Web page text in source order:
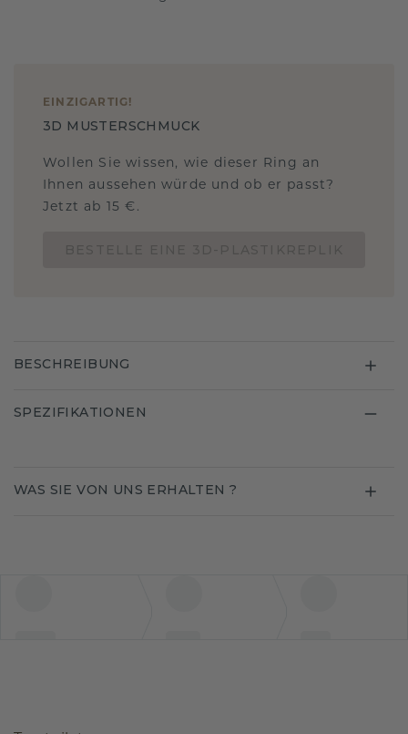
EINZIGARTIG !
3D MUSTERSCHMUCK
Wollen Sie wissen, wie dieser Ring an
Ihnen aussehen würde und ob er passt?
Jetzt ab 15 €.
BESCHREIBUNG
SPEZIFIKATIONEN
WAS SIE VON UNS ERHALTEN ?